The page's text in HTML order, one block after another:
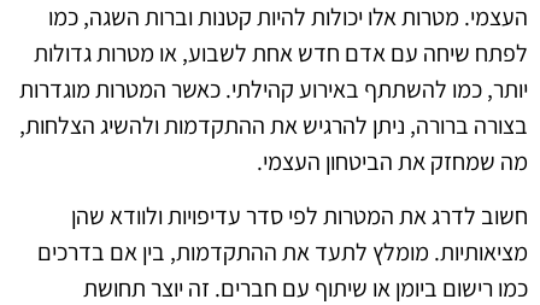
העצמי. מטרות אלו יכולות להיות קטנות וברות השגה, כמו
לפתח שיחה עם אדם חדש אחת לשבוע, או מטרות גדולות
יותר, כמו להשתתף באירוע קהילתי. כאשר המטרות מוגדרות
בצורה ברורה, ניתן להרגיש את ההתקדמות ולהשיג הצלחות,
מה שמחזק את הביטחון העצמי.
חשוב לדרג את המטרות לפי סדר עדיפויות ולוודא שהן
מציאותיות. מומלץ לתעד את ההתקדמות, בין אם בדרכים
כמו רישום ביומן או שיתוף עם חברים. זה יוצר תחושת